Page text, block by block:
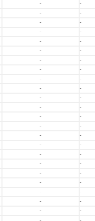
-
-
-
-
-
-
-
-
-
-
-
-
-
-
-
-
-
-
-
-
-
-
-
-
-
-
-
-
-
-
-
-
-
-
-
-
-
-
-
-
-
-
-
-
-
-